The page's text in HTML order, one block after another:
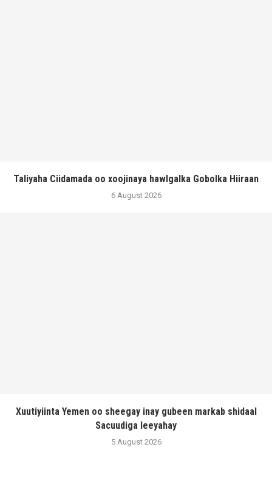
Taliyaha Ciidamada oo xoojinaya hawlgalka Gobolka Hiiraan
6 August 2026
Xuutiyiinta Yemen oo sheegay inay gubeen markab shidaal
Sacuudiga leeyahay
5 August 2026